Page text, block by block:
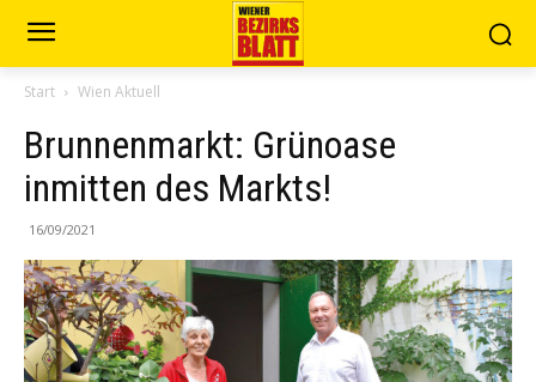
Start Wien Aktuell
Brunnenmarkt: Grünoase
inmitten des Markts!
16/09/2021